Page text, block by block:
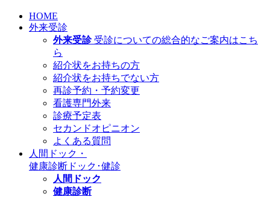
HOME
外来受診
外来受診 受診についての総合的なご案内はこち
ら
紹介状をお持ちの方
紹介状をお持ちでない方
再診予約・予約変更
看護専門外来
診療予定表
セカンドオピニオン
よくある質問
人間ドック・
健康診断 ドック･健診
人間ドック
健康診断